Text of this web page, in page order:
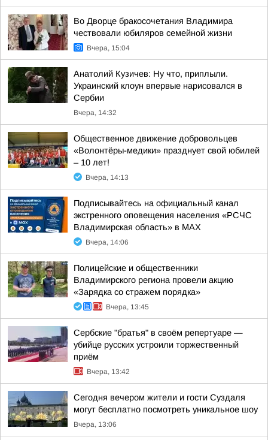
Во Дворце бракосочетания Владимира
чествовали юбиляров семейной жизни
Вчера, 15:04
Анатолий Кузичев: Ну что, приплыли.
Украинский клоун впервые нарисовался в
Сербии
Вчера, 14:32
Общественное движение добровольцев
«Волонтёры-медики» празднует свой юбилей
– 10 лет!
Вчера, 14:13
Подписывайтесь на официальный канал
экстренного оповещения населения «РСЧС
Владимирская область» в МАХ
Вчера, 14:06
Полицейские и общественники
Владимирского региона провели акцию
«Зарядка со стражем порядка»
Вчера, 13:45
Сербские "братья" в своём репертуаре —
убийце русских устроили торжественный
приём
Вчера, 13:42
Сегодня вечером жители и гости Суздаля
могут бесплатно посмотреть уникальное шоу
Вчера, 13:06